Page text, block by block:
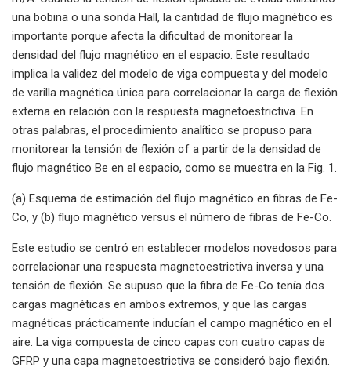
una bobina o una sonda Hall, la cantidad de flujo magnético es
importante porque afecta la dificultad de monitorear la
densidad del flujo magnético en el espacio. Este resultado
implica la validez del modelo de viga compuesta y del modelo
de varilla magnética única para correlacionar la carga de flexión
externa en relación con la respuesta magnetoestrictiva. En
otras palabras, el procedimiento analítico se propuso para
monitorear la tensión de flexión σf a partir de la densidad de
flujo magnético Be en el espacio, como se muestra en la Fig. 1.
(a) Esquema de estimación del flujo magnético en fibras de Fe-
Co, y (b) flujo magnético versus el número de fibras de Fe-Co.
Este estudio se centró en establecer modelos novedosos para
correlacionar una respuesta magnetoestrictiva inversa y una
tensión de flexión. Se supuso que la fibra de Fe-Co tenía dos
cargas magnéticas en ambos extremos, y que las cargas
magnéticas prácticamente inducían el campo magnético en el
aire. La viga compuesta de cinco capas con cuatro capas de
GFRP y una capa magnetoestrictiva se consideró bajo flexión.